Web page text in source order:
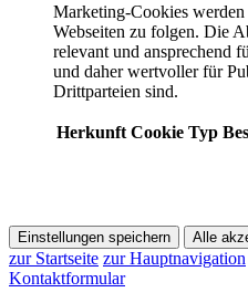
Marketing-Cookies
Webseiten zu folgen. Die
relevant und ansprechend
und daher wertvoller für
Drittparteien sind.
Herkunft Cookie Typ
Einstellungen speichern Alle
zur Startseite zur Hauptnavigation
Kontaktformular